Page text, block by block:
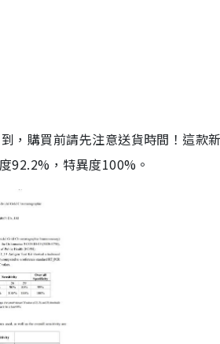
，購買前請先注意送貨時間！這款
92.2%，特異度100%。